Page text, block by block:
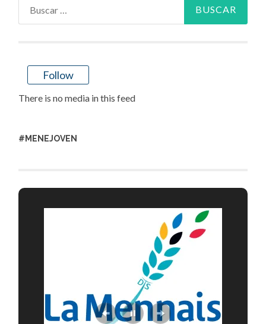
Follow
There is no media in this feed
#MENEJOVEN